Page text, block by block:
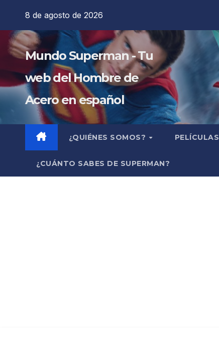
contenido
8 de agosto de 2026
Mundo Superman - Tu
web del Hombre de
Acero en español
¿QUIÉNES SOMOS? PELÍCULAS
¿CUÁNTO SABES DE SUPERMAN?